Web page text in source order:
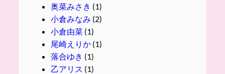
奥菜みさき (1)
小倉みなみ (2)
小倉由菜(1)
尾崎えりか(1)
落合ゆき (1)
乙アリス (1)